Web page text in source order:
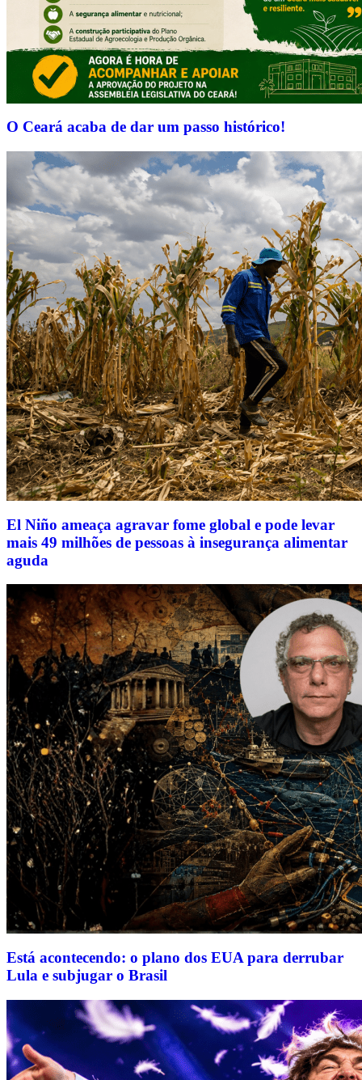
O Ceará acaba de dar um passo histórico!
El Niño ameaça agravar fome global e pode levar
mais 49 milhões de pessoas à insegurança alimentar
aguda
Está acontecendo: o plano dos EUA para derrubar
Lula e subjugar o Brasil